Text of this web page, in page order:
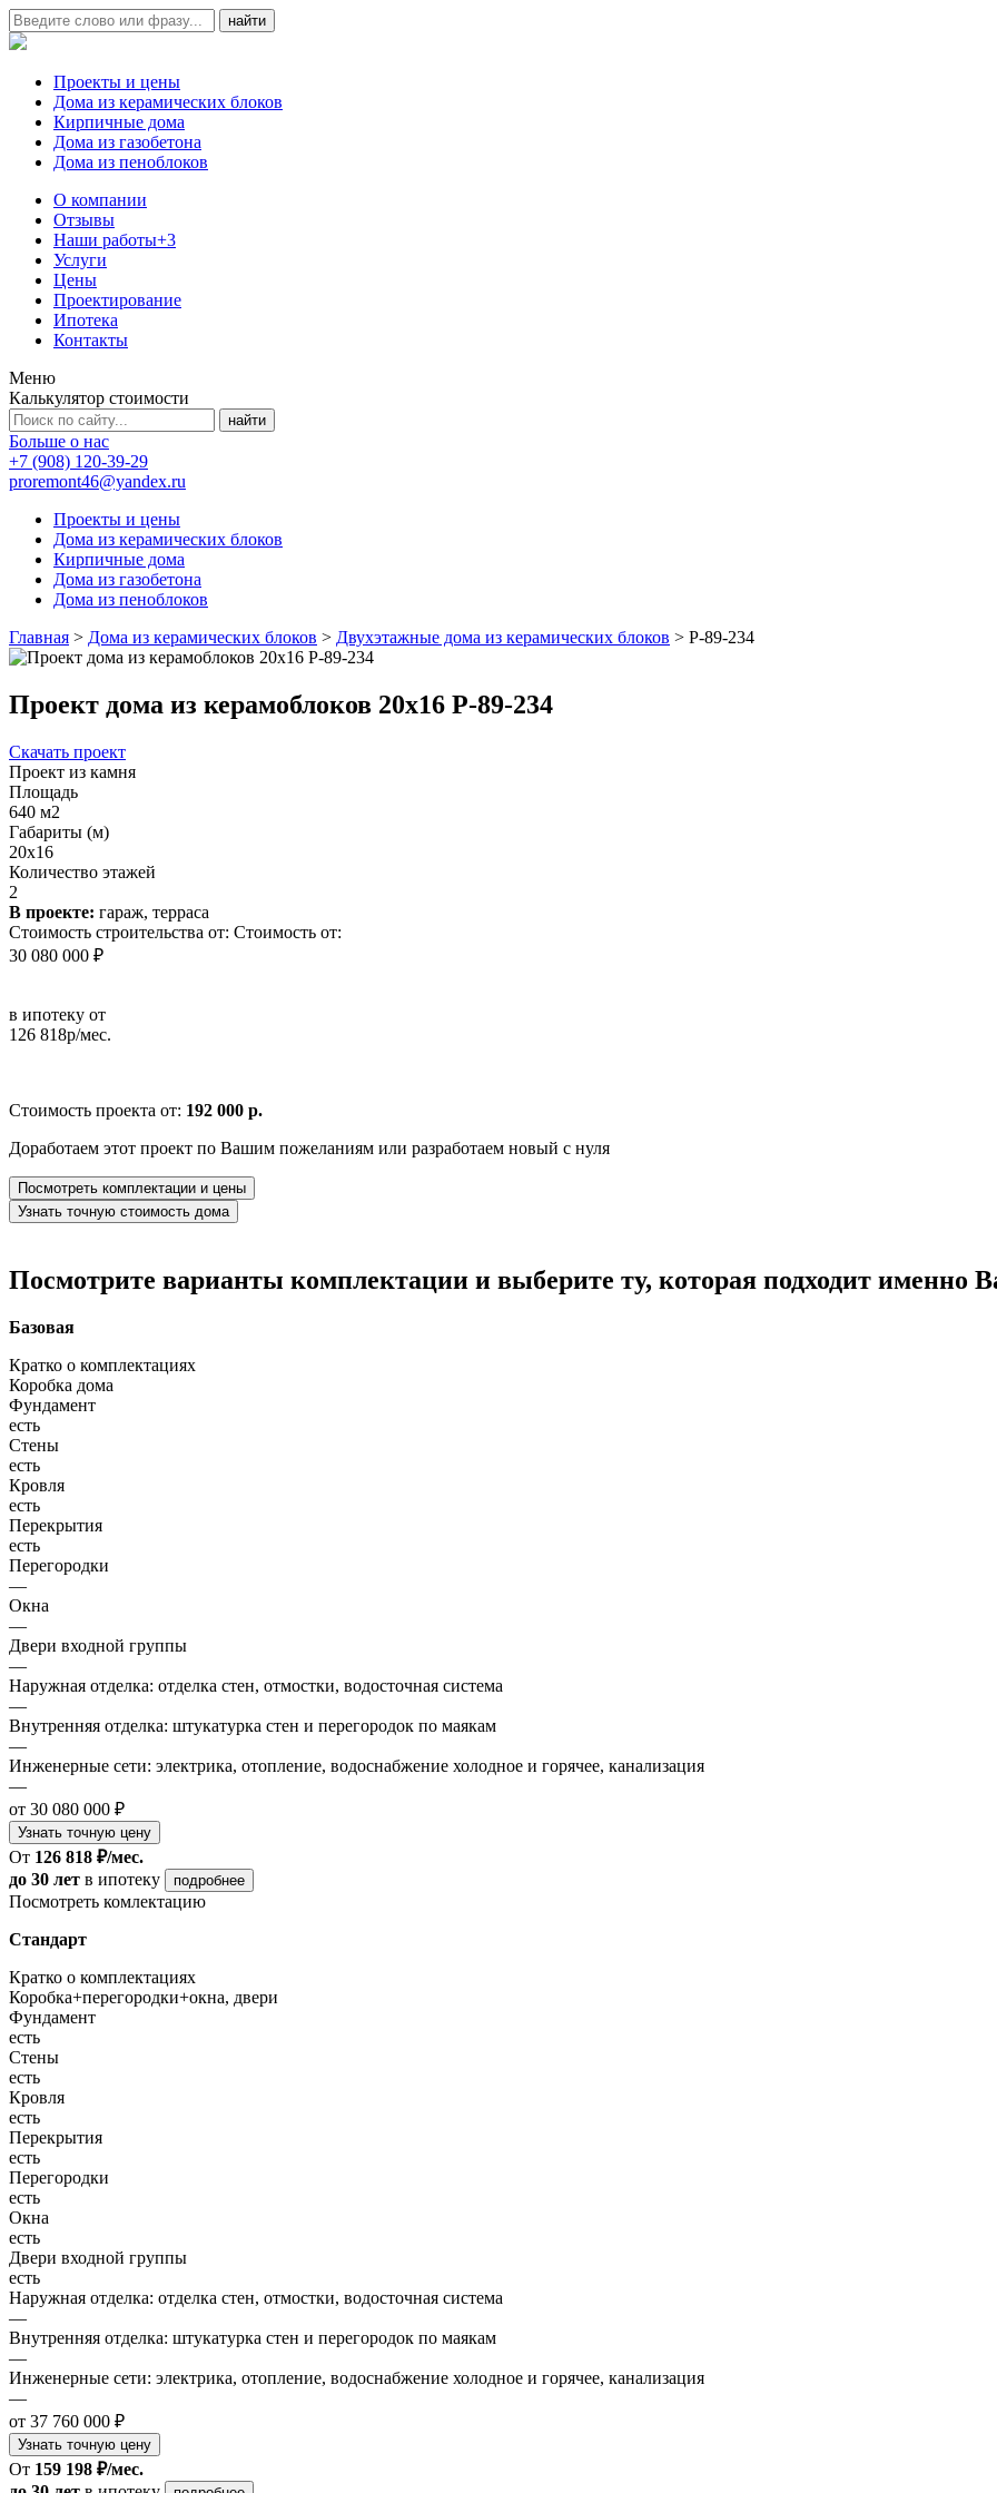
Проекты и цены
Дома из керамических блоков
Кирпичные дома
Дома из газобетона
Дома из пеноблоков
О компании
Отзывы
Наши работы+3
Услуги
Цены
Проектирование
Ипотека
Контакты
Меню
Калькулятор стоимости
Больше о нас
+7 (908) 120-39-29
proremont46@yandex.ru
Проекты и цены
Дома из керамических блоков
Кирпичные дома
Дома из газобетона
Дома из пеноблоков
Главная > Дома из керамических блоков > Двухэтажные дома из керамических блоков > Р-89-234
Проект дома из керамоблоков 20x16 Р-89-234
Скачать проект
Проект из камня
Площадь
640 м2
Габариты (м)
20x16
Количество этажей
2
В проекте: гараж, терраса
Стоимость строительства от: Стоимость от:
30 080 000 ₽
в ипотеку от
126 818р/мес.
Стоимость проекта от: 192 000 р.
Доработаем этот проект по Вашим пожеланиям или разработаем новый с нуля
Посмотреть комплектации и цены
Узнать точную стоимость дома
Посмотрите варианты комплектации и выберите ту, которая подходит именно
Базовая
Кратко о комплектациях
Коробка дома
Фундамент
есть
Стены
есть
Кровля
есть
Перекрытия
есть
Перегородки
—
Окна
—
Двери входной группы
—
Наружная отделка: отделка стен, отмостки, водосточная система
—
Внутренняя отделка: штукатурка стен и перегородок по маякам
—
Инженерные сети: электрика, отопление, водоснабжение холодное и горячее, канализация
—
от 30 080 000 ₽
Узнать точную цену
От 126 818 ₽/мес.
до 30 лет в ипотеку подробнее
Посмотреть комлектацию
Стандарт
Кратко о комплектациях
Коробка+перегородки+окна, двери
Фундамент
есть
Стены
есть
Кровля
есть
Перекрытия
есть
Перегородки
есть
Окна
есть
Двери входной группы
есть
Наружная отделка: отделка стен, отмостки, водосточная система
—
Внутренняя отделка: штукатурка стен и перегородок по маякам
—
Инженерные сети: электрика, отопление, водоснабжение холодное и горячее, канализация
—
от 37 760 000 ₽
Узнать точную цену
От 159 198 ₽/мес.